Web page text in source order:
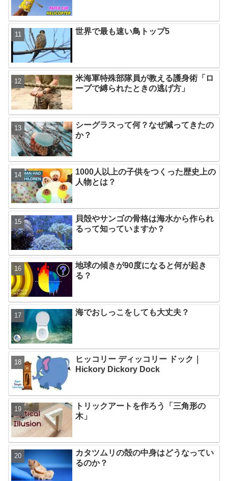
世界で最も速い鳥トップ5
米海軍特殊部隊員が教える護身術「ロ
ープで縛られたときの逃げ方」
シーグラスって何？なぜ減ってきたの
か？
1000人以上の子供をつくった歴史上の
人物とは？
貝殻やサンゴの骨格は海水から作られ
るって知っていますか？
地球の傾きが90度になると何が起き
る？
海でおしっこをしても大丈夫？
ヒッコリー ディッコリー ドック｜
Hickory Dickory Dock
トリックアートを作ろう「三角形の
木」
カタツムリの殻の中身はどうなってい
るのか？